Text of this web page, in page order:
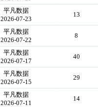
平凡数据
2026-07-23
13
平凡数据
2026-07-22
8
平凡数据
2026-07-17
40
平凡数据
2026-07-15
29
平凡数据
2026-07-11
14